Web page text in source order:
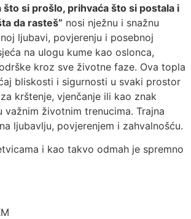
što si prošlo, prihvaća što si postala i
da rasteš” nosi nježnu i snažnu
ljubavi, povjerenju i posebnoj
na ulogu kume kao oslonca,
kroz sve životne faze. Ova topla
bliskosti i sigurnosti u svaki prostor
krštenje, vjenčanje ili kao znak
važnim životnim trenucima. Trajna
ljubavlju, povjerenjem i zahvalnošću.
i kao takvo odmah je spremno